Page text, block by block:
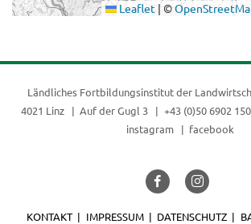
Leaflet | ©
Ländliches Fortbildungsinstitut der
4021 Linz
Auf der Gugl 3 +43 (0)50 6902
instagram
facebook
KONTAKT IMPRESSUM DATENSCHUTZ